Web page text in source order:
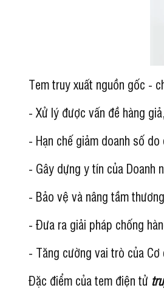
Tem truy xuất nguồn gốc -
- Xử lý được vấn đề hàng
- Hạn chế giảm doanh số
- Gây dựng y tín của Doanh
- Bảo vệ và nâng tầm
- Đưa ra giải pháp chống
- Tăng cường vai trò của
Đặc điểm của tem điện tử